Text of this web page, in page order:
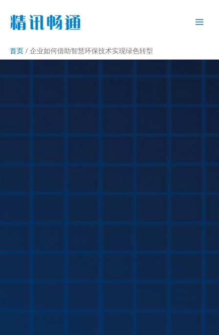
首页 企业如何借助智慧环保技术实现绿色转型